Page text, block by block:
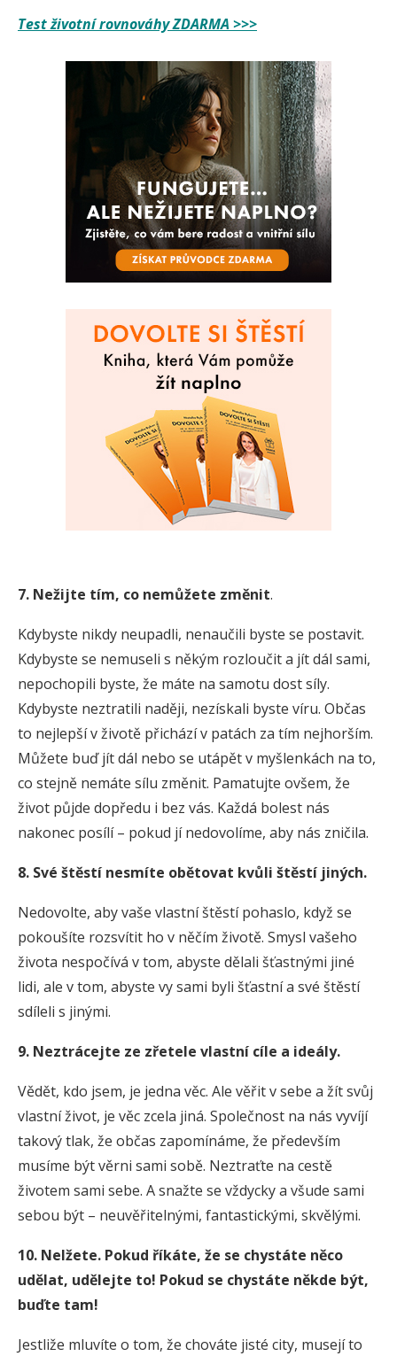
Test životní rovnováhy ZDARMA >>>
7. Nežijte tím, co nemůžete změnit.
Kdybyste nikdy neupadli, nenaučili byste se postavit.
Kdybyste se nemuseli s někým rozloučit a jít dál sami,
nepochopili byste, že máte na samotu dost síly.
Kdybyste neztratili naději, nezískali byste víru. Občas
to nejlepší v životě přichází v patách za tím nejhorším.
Můžete buď jít dál nebo se utápět v myšlenkách na to,
co stejně nemáte sílu změnit. Pamatujte ovšem, že
život půjde dopředu i bez vás. Každá bolest nás
nakonec posílí – pokud jí nedovolíme, aby nás zničila.
8. Své štěstí nesmíte obětovat kvůli štěstí jiných.
Nedovolte, aby vaše vlastní štěstí pohaslo, když se
pokoušíte rozsvítit ho v něčím životě. Smysl vašeho
života nespočívá v tom, abyste dělali šťastnými jiné
lidi, ale v tom, abyste vy sami byli šťastní a své štěstí
sdíleli s jinými.
9. Neztrácejte ze zřetele vlastní cíle a ideály.
Vědět, kdo jsem, je jedna věc. Ale věřit v sebe a žít svůj
vlastní život, je věc zcela jiná. Společnost na nás vyvíjí
takový tlak, že občas zapomínáme, že především
musíme být věrni sami sobě. Neztraťte na cestě
životem sami sebe. A snažte se vždycky a všude sami
sebou být – neuvěřitelnými, fantastickými, skvělými.
10. Nelžete. Pokud říkáte, že se chystáte něco
udělat, udělejte to! Pokud se chystáte někde být,
buďte tam!
Jestliže mluvíte o tom, že chováte jisté city, musejí to